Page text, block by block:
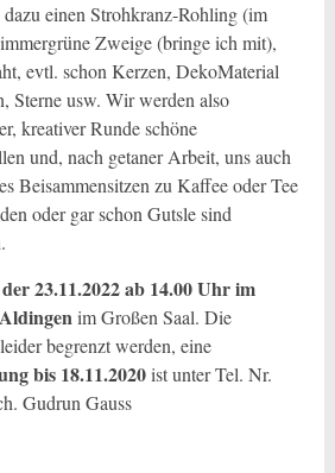
einen Strohkranz-Rohling (im
Zweige (bringe ich mit),
evtl. schon Kerzen, DekoMaterial
Sterne usw. Wir werden also
kreativer Runde schöne
und, nach getaner Arbeit, uns auch
Beisammensitzen zu Kaffee oder Tee
oder gar schon Gutsle sind
23.11.2022 ab 14.00 Uhr im
im Großen Saal. Die
begrenzt werden, eine
bis 18.11.2020ist unter Tel. Nr.
Gudrun Gauss